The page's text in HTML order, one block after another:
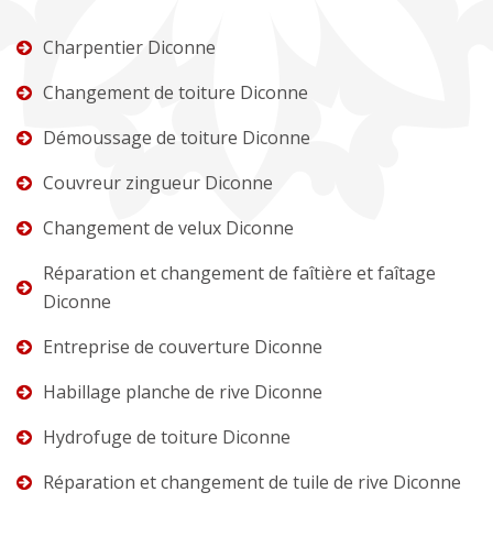
Charpentier Diconne
Changement de toiture Diconne
Démoussage de toiture Diconne
Couvreur zingueur Diconne
Changement de velux Diconne
Réparation et changement de faîtière et faîtage
Diconne
Entreprise de couverture Diconne
Habillage planche de rive Diconne
Hydrofuge de toiture Diconne
Réparation et changement de tuile de rive Diconne